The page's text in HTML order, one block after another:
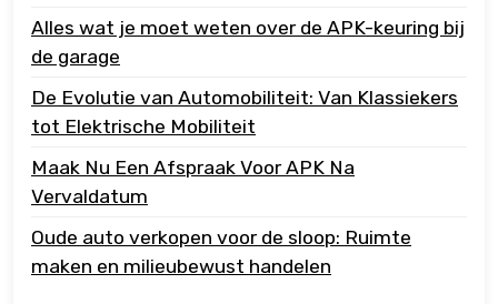
Alles wat je moet weten over de APK-keuring bij
de garage
De Evolutie van Automobiliteit: Van Klassiekers
tot Elektrische Mobiliteit
Maak Nu Een Afspraak Voor APK Na
Vervaldatum
Oude auto verkopen voor de sloop: Ruimte
maken en milieubewust handelen